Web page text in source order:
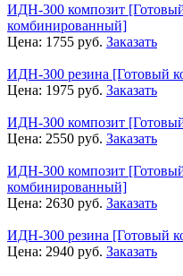
ИДН-300 композит
комбинированный]
Цена: 1755 руб. Заказать
ИДН-300 резина [Готовый
Цена: 1975 руб. Заказать
ИДН-300 композит
Цена: 2550 руб. Заказать
ИДН-300 композит
комбинированный]
Цена: 2630 руб. Заказать
ИДН-300 резина [Готовый
Цена: 2940 руб. Заказать